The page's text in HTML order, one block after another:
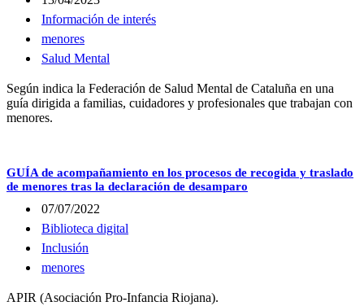
Información de interés
menores
Salud Mental
Según indica la Federación de Salud Mental de Cataluña en una
guía dirigida a familias, cuidadores y profesionales que trabajan con
menores.
GUÍA de acompañamiento en los procesos de recogida y traslado
de menores tras la declaración de desamparo
07/07/2022
Biblioteca digital
Inclusión
menores
APIR (Asociación Pro-Infancia Riojana).